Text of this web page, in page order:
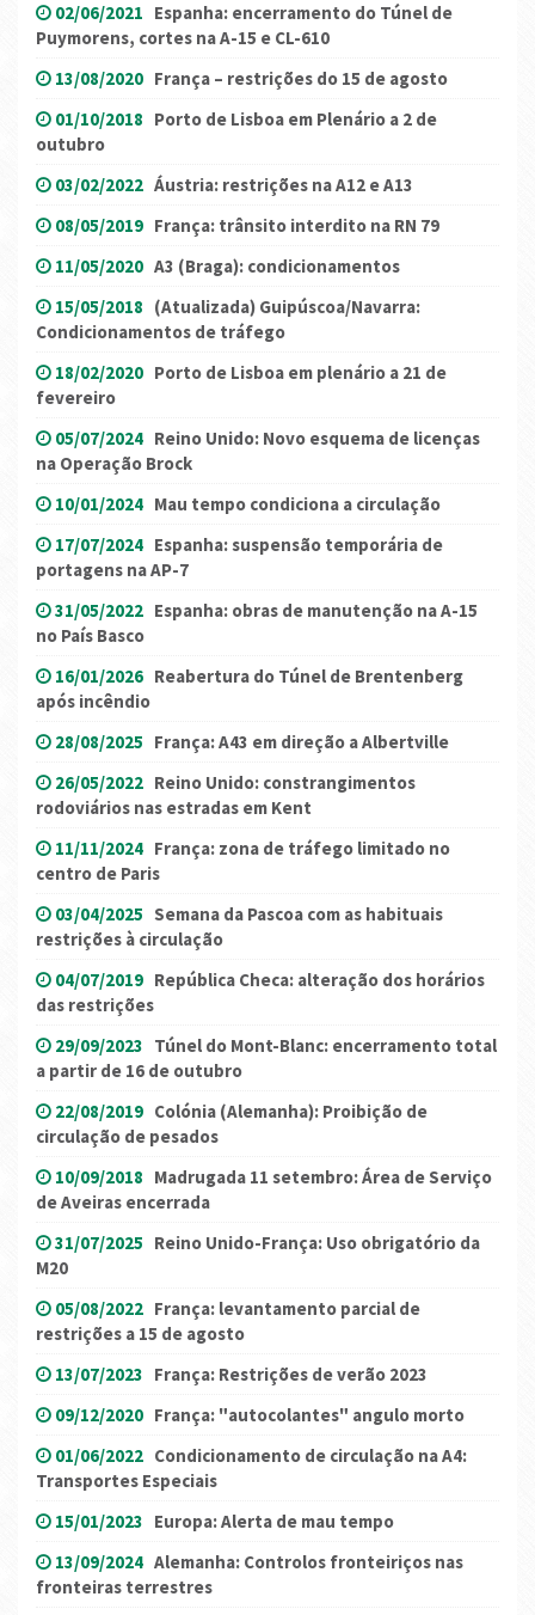
02/06/2021 Espanha: encerramento do Túnel de
Puymorens, cortes na A-15 e CL-610
13/08/2020 França – restrições do 15 de agosto
01/10/2018 Porto de Lisboa em Plenário a 2 de
outubro
03/02/2022 Áustria: restrições na A12 e A13
08/05/2019 França: trânsito interdito na RN 79
11/05/2020 A3 (Braga): condicionamentos
15/05/2018 (Atualizada) Guipúscoa/Navarra:
Condicionamentos de tráfego
18/02/2020 Porto de Lisboa em plenário a 21 de
fevereiro
05/07/2024 Reino Unido: Novo esquema de licenças
na Operação Brock
10/01/2024 Mau tempo condiciona a circulação
17/07/2024 Espanha: suspensão temporária de
portagens na AP-7
31/05/2022 Espanha: obras de manutenção na A-15
no País Basco
16/01/2026 Reabertura do Túnel de Brentenberg
após incêndio
28/08/2025 França: A43 em direção a Albertville
26/05/2022 Reino Unido: constrangimentos
rodoviários nas estradas em Kent
11/11/2024 França: zona de tráfego limitado no
centro de Paris
03/04/2025 Semana da Pascoa com as habituais
restrições à circulação
04/07/2019 República Checa: alteração dos horários
das restrições
29/09/2023 Túnel do Mont-Blanc: encerramento total
a partir de 16 de outubro
22/08/2019 Colónia (Alemanha): Proibição de
circulação de pesados
10/09/2018 Madrugada 11 setembro: Área de Serviço
de Aveiras encerrada
31/07/2025 Reino Unido-França: Uso obrigatório da
M20
05/08/2022 França: levantamento parcial de
restrições a 15 de agosto
13/07/2023 França: Restrições de verão 2023
09/12/2020 França: "autocolantes" angulo morto
01/06/2022 Condicionamento de circulação na A4:
Transportes Especiais
15/01/2023 Europa: Alerta de mau tempo
13/09/2024 Alemanha: Controlos fronteiriços nas
fronteiras terrestres